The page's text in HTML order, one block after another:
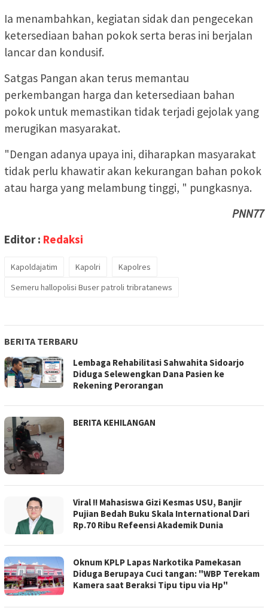
Ia menambahkan, kegiatan sidak dan pengecekan
ketersediaan bahan pokok serta beras ini berjalan
lancar dan kondusif.
Satgas Pangan akan terus memantau
perkembangan harga dan ketersediaan bahan
pokok untuk memastikan tidak terjadi gejolak yang
merugikan masyarakat.
"Dengan adanya upaya ini, diharapkan masyarakat
tidak perlu khawatir akan kekurangan bahan pokok
atau harga yang melambung tinggi, " pungkasnya.
PNN77
Editor : Redaksi
Kapoldajatim Kapolri
Kapolres
Semeru hallopolisi Buser patroli tribratanews
BERITA TERBARU
Lembaga Rehabilitasi Sahwahita Sidoarjo
Diduga Selewengkan Dana Pasien ke
Rekening Perorangan
BERITA KEHILANGAN
Viral !! Mahasiswa Gizi Kesmas USU, Banjir
Pujian Bedah Buku Skala International Dari
Rp.70 Ribu Refeensi Akademik Dunia
Oknum KPLP Lapas Narkotika Pamekasan
Diduga Berupaya Cuci tangan: "WBP Terekam
Kamera saat Beraksi Tipu tipu via Hp"